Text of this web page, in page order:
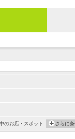
のお店・スポット さらに